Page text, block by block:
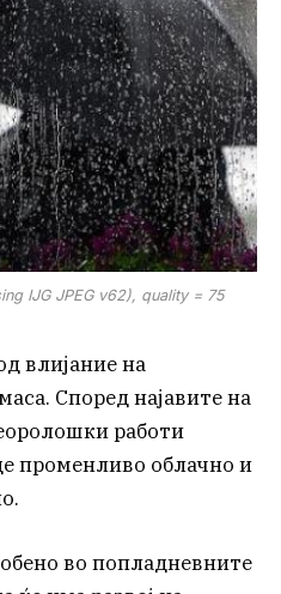
IJG JPEG v62), quality = 75
влијание на
Според најавите на
работи
променливо облачно и
во попладневните